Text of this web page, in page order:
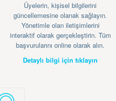
Üyelerin, kişisel bilgilerini
güncellemesine olanak sağlayın.
Yönetimle olan iletişimlerini
interaktif olarak gerçekleştirin. Tüm
başvurularını online olarak alın.
Detaylı bilgi için tıklayın